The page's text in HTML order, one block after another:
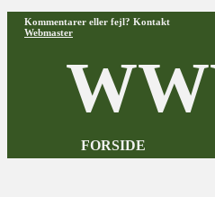
Kommentarer eller fejl? Kontakt
Webmaster
FORSIDE